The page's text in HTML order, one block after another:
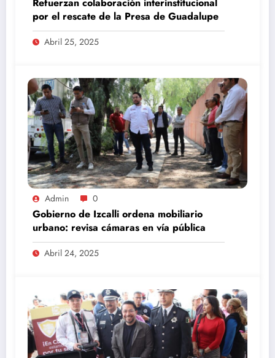
Refuerzan colaboración interinstitucional
por el rescate de la Presa de Guadalupe
Abril 25, 2025
Admin 0
Gobierno de Izcalli ordena mobiliario
urbano: revisa cámaras en vía pública
Abril 24, 2025